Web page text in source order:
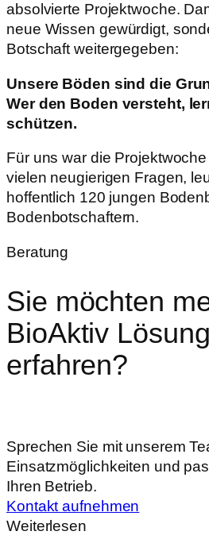
absolvierte Projektwoche.
neue Wissen gewürdigt,
Botschaft weitergegeben:
Unsere Böden sind die
Wer den Boden versteht,
schützen.
Für uns war die
vielen neugierigen Fragen,
hoffentlich 120 jungen
Bodenbotschaftern.
Beratung
Sie möchten
BioAktiv
erfahren?
Sprechen Sie mit unserem
Einsatzmöglichkeiten und
Ihren Betrieb.
Kontakt aufnehmen
Weiterlesen